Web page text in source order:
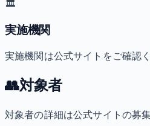
🏛️
実施機関
実施機関は公式サイトをご確認
👥対象者
対象者の詳細は公式サイトの募